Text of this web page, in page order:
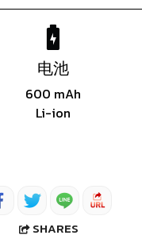
电池
600 mAh
Li-ion
SHARES